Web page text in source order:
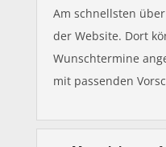
Am schnellsten
der Website. Dort
Wunschtermine
mit passenden